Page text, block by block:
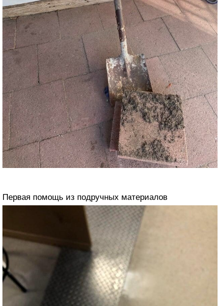
Первая помощь из подручных материалов